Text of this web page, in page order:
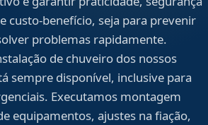
custo-benefício, seja para prevenir
problemas rapidamente.
de chuveiro dos nossos
sempre disponível, inclusive para
Executamos montagem
equipamentos, ajustes na fiação,